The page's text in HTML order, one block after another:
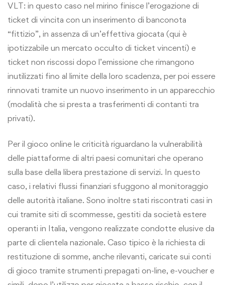
VLT: in questo caso nel mirino finisce l’erogazione di
ticket di vincita con un inserimento di banconota
“fittizio”, in assenza di un’effettiva giocata (qui è
ipotizzabile un mercato occulto di ticket vincenti) e
ticket non riscossi dopo l’emissione che rimangono
inutilizzati fino al limite della loro scadenza, per poi essere
rinnovati tramite un nuovo inserimento in un apparecchio
(modalità che si presta a trasferimenti di contanti tra
privati).
Per il gioco online le criticità riguardano la vulnerabilità
delle piattaforme di altri paesi comunitari che operano
sulla base della libera prestazione di servizi. In questo
caso, i relativi flussi finanziari sfuggono al monitoraggio
delle autorità italiane. Sono inoltre stati riscontrati casi in
cui tramite siti di scommesse, gestiti da società estere
operanti in Italia, vengono realizzate condotte elusive da
parte di clientela nazionale. Caso tipico è la richiesta di
restituzione di somme, anche rilevanti, caricate sui conti
di gioco tramite strumenti prepagati on-line, e-voucher e